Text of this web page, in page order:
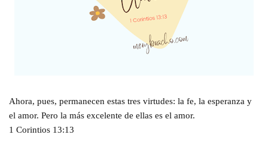
Ahora, pues, permanecen estas tres virtudes: la fe, la esperanza y
el amor. Pero la más excelente de ellas es el amor.
1 Corintios 13:13